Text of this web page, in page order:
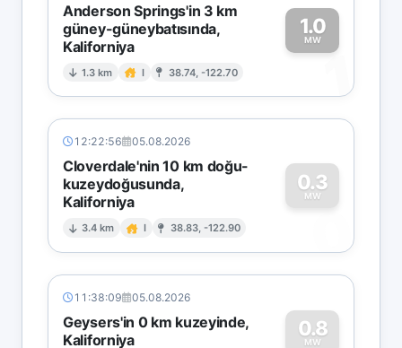
Anderson Springs'in 3 km
güney-güneybatısında,
Kaliforniya
1.3 km I 38.74, -122.70
1.0
MW
1
12:22:56 05.08.2026
Cloverdale'nin 10 km doğu-
kuzeydoğusunda,
Kaliforniya
3.4 km I 38.83, -122.90
0.3
MW
0
11:38:09 05.08.2026
Geysers'in 0 km kuzeyinde,
Kaliforniya
0.8
MW